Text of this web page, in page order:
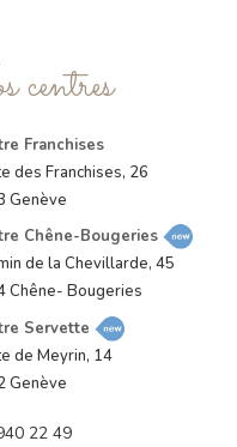
Franchises
des Franchises, 26
Genève
Chêne-Bougeries
de la Chevillarde, 45
Chêne- Bougeries
Servette
de Meyrin, 14
Genève
22 49